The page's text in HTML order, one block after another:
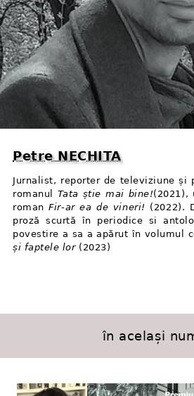
Petre NECHITA
Jurnalist, reporter de televiziune și
romanul Tata știe mai bine!(2021),
romanFir⁠-⁠ar ea de vineri! (2022).
proză scurtă în periodice si
povestire a sa a apărut în volumul
și faptele lor(2023)
în același